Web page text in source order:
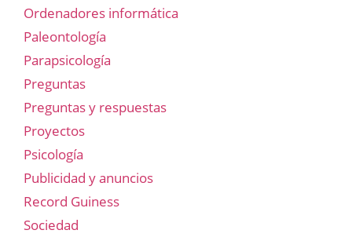
Ordenadores informática
Paleontología
Parapsicología
Preguntas
Preguntas y respuestas
Proyectos
Psicología
Publicidad y anuncios
Record Guiness
Sociedad